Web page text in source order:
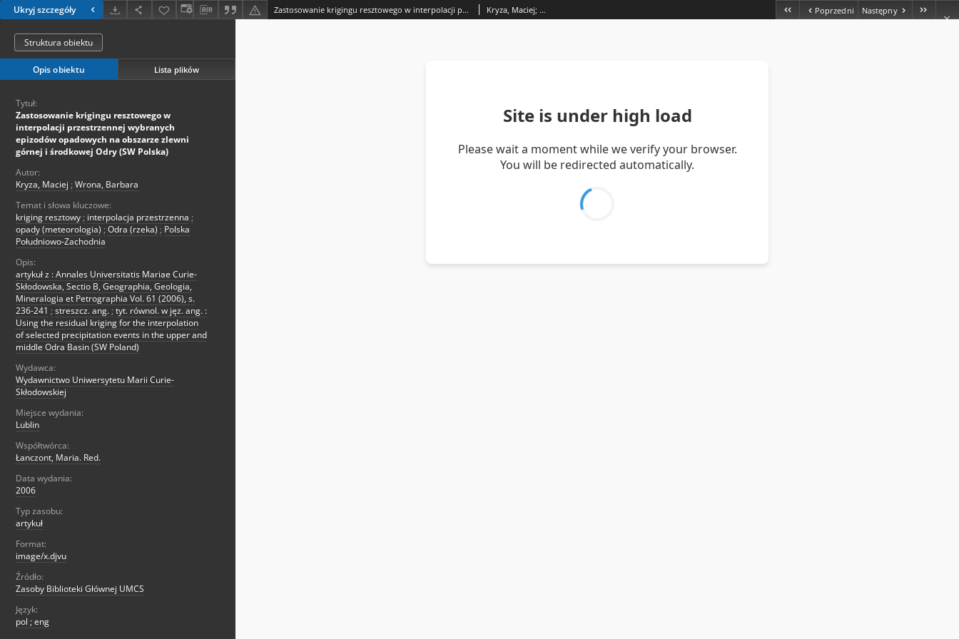
Ukryj szczegóły Zastosowanie krigingu resztowego w interpolacji przestrzennej wybranych epizodów opadowych na obszarze zlewni górnej i środkowej Odry (SW Polska) Kryza, Maciej; Wrona, Barbara Poprzedni Następny
Struktura obiektu
Opis obiektu Lista plików
Tytuł:
Zastosowanie krigingu resztowego w
interpolacji przestrzennej wybranych
epizodów opadowych na obszarze zlewni
górnej i środkowej Odry (SW Polska)
Autor:
Kryza, Maciej ; Wrona, Barbara
Temat i słowa kluczowe:
kriging resztowy ; interpolacja przestrzenna ;
opady (meteorologia) ; Odra (rzeka) ; Polska
Południowo-Zachodnia
Opis:
artykuł z : Annales Universitatis Mariae Curie-
Skłodowska, Sectio B, Geographia, Geologia,
Mineralogia et Petrographia Vol. 61 (2006), s.
236-241 ; streszcz. ang. ; tyt. równol. w jęz. ang. :
Using the residual kriging for the interpolation
of selected precipitation events in the upper and
middle Odra Basin (SW Poland)
Wydawca:
Wydawnictwo Uniwersytetu Marii Curie-
Skłodowskiej
Miejsce wydania:
Lublin
Współtwórca:
Łanczont, Maria. Red.
Data wydania:
2006
Typ zasobu:
artykuł
Format:
image/x.djvu
Źródło:
Zasoby Biblioteki Głównej UMCS
Język:
pol ; eng